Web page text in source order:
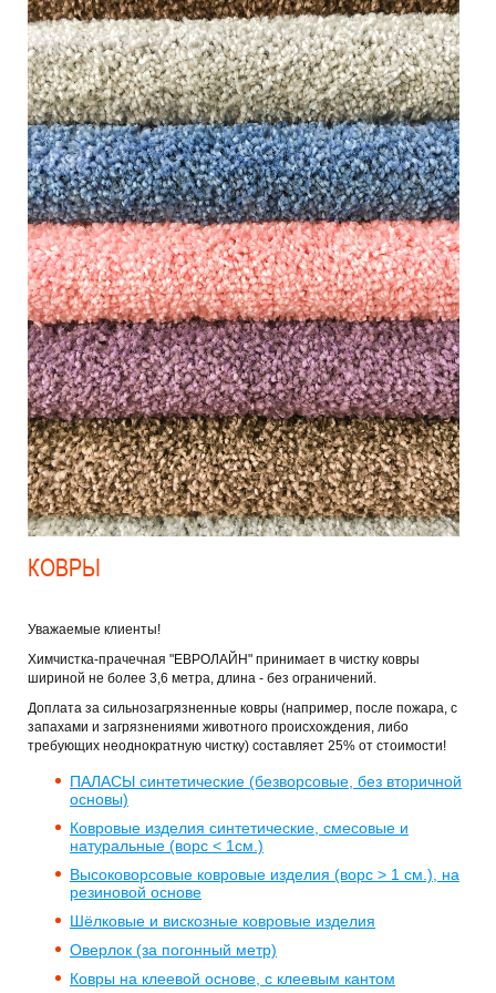
КОВРЫ
Уважаемые клиенты!
Химчистка-прачечная "ЕВРОЛАЙН" принимает в чистку ковры
шириной не более 3,6 метра, длина - без ограничений.
Доплата за сильнозагрязненные ковры (например, после пожара, с
запахами и загрязнениями животного происхождения, либо
требующих неоднократную чистку) составляет 25% от стоимости!
ПАЛАСЫ синтетические (безворсовые, без вторичной
основы)
Ковровые изделия синтетические, смесовые и
натуральные (ворс < 1см.)
Высоковорсовые ковровые изделия (ворс > 1 см.), на
резиновой основе
Шёлковые и вискозные ковровые изделия
Оверлок (за погонный метр)
Ковры на клеевой основе, с клеевым кантом